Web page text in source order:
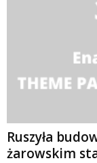
Ruszyła
żarowskim